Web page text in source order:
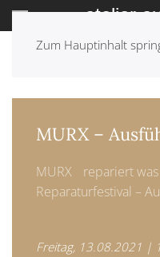
Zum Hauptinhalt
MURX –
MURX repariert
Reparaturfestival –
Freitag, 13.08.2021 |